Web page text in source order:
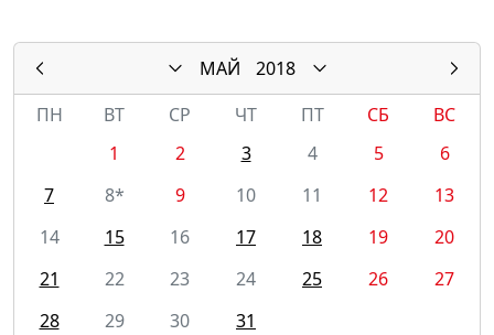
МАЙ
2018
ПН
ВТ СР ЧТ ПТ СБ
ВС
1
2 3 4 5
6
7
8* 9 10 11 12
13
14
15 16 17 18 19
20
21
22 23 24 25 26
27
28
29 30 31